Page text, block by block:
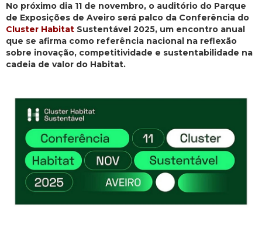
No próximo dia 11 de novembro, o auditório do Parque
de Exposições de Aveiro será palco da Conferência do
Cluster Habitat Sustentável 2025, um encontro anual
que se afirma como referência nacional na reflexão
sobre inovação, competitividade e sustentabilidade na
cadeia de valor do Habitat.